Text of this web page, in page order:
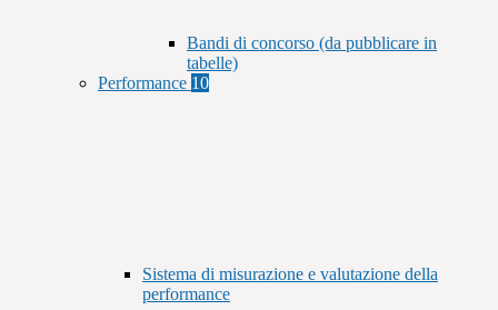
Bandi di concorso (da pubblicare in
tabelle)
Performance 10
Sistema di misurazione e valutazione della
performance